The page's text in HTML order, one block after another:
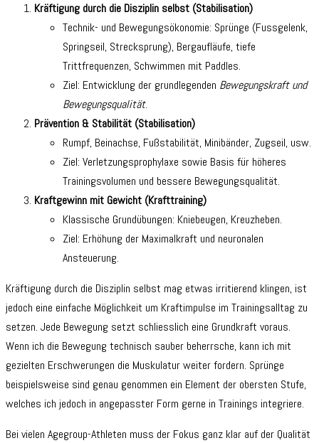
Kräftigung durch die Disziplin selbst (Stabilisation)
Technik- und Bewegungsökonomie: Sprünge (Fussgelenk,
Springseil, Strecksprung), Bergaufläufe, tiefe
Trittfrequenzen, Schwimmen mit Paddles.
Ziel: Entwicklung der grundlegenden Bewegungskraft und
Bewegungsqualität.
Prävention & Stabilität (Stabilisation)
Rumpf, Beinachse, Fußstabilität, Minibänder, Zugseil, usw.
Ziel: Verletzungsprophylaxe sowie Basis für höheres
Trainingsvolumen und bessere Bewegungsqualität.
Kraftgewinn mit Gewicht (Krafttraining)
Klassische Grundübungen: Kniebeugen, Kreuzheben.
Ziel: Erhöhung der Maximalkraft und neuronalen
Ansteuerung.
Kräftigung durch die Disziplin selbst mag etwas irritierend klingen, ist
jedoch eine einfache Möglichkeit um Kraftimpulse im Trainingsalltag zu
setzen. Jede Bewegung setzt schliesslich eine Grundkraft voraus.
Wenn ich die Bewegung technisch sauber beherrsche, kann ich mit
gezielten Erschwerungen die Muskulatur weiter fordern. Sprünge
beispielsweise sind genau genommen ein Element der obersten Stufe,
welches ich jedoch in angepasster Form gerne in Trainings integriere.
Bei vielen Agegroup-Athleten muss der Fokus ganz klar auf der Qualität